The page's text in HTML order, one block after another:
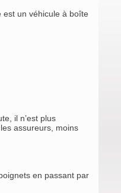
est un véhicule à boîte
il n’est plus
assureurs, moins
en passant par